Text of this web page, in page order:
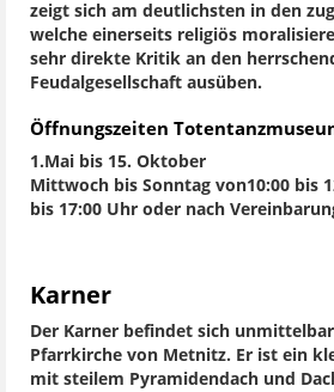
zeigt sich am deutlichsten in den
welche einerseits religiös
sehr direkte Kritik an den
Feudalgesellschaft ausüben.
Öffnungszeiten
1.Mai bis 15. Oktober
Mittwoch bis Sonntag von10:00 bis
bis 17:00 Uhr oder nach
Karner
Der Karner befindet sich
Pfarrkirche von Metnitz. Er ist ein
mit steilem Pyramidendach und